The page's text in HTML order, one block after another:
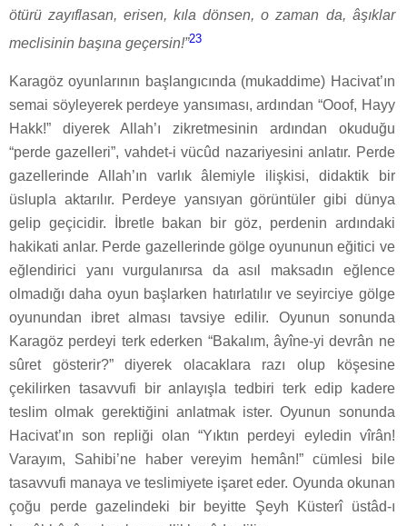
ötürü zayıflasan, erisen, kıla dönsen, o zaman da, âşıklar
meclisinin başına geçersin!”23
Karagöz oyunlarının başlangıcında (mukaddime) Hacivat’ın
semai söyleyerek perdeye yansıması, ardından “Ooof, Hayy
Hakk!” diyerek Allah’ı zikretmesinin ardından okuduğu
“perde gazelleri”, vahdet-i vücûd nazariyesini anlatır. Perde
gazellerinde Allah’ın varlık âlemiyle ilişkisi, didaktik bir
üslupla aktarılır. Perdeye yansıyan görüntüler gibi dünya
gelip geçicidir. İbretle bakan bir göz, perdenin ardındaki
hakikati anlar. Perde gazellerinde gölge oyununun eğitici ve
eğlendirici yanı vurgulanırsa da asıl maksadın eğlence
olmadığı daha oyun başlarken hatırlatılır ve seyirciye gölge
oyunundan ibret alması tavsiye edilir. Oyunun sonunda
Karagöz perdeyi terk ederken “Bakalım, âyîne-yi devrân ne
sûret gösterir?” diyerek olacaklara razı olup köşesine
çekilirken tasavvufi bir anlayışla tedbiri terk edip kadere
teslim olmak gerektiğini anlatmak ister. Oyunun sonunda
Hacivat’ın son repliği olan “Yıktın perdeyi eyledin vîrân!
Varayım, Sahibi’ne haber vereyim hemân!” cümlesi bile
tasavvufi manaya ve teslimiyete işaret eder. Oyunda okunan
çoğu perde gazelindeki bir beyitte Şeyh Küsterî üstâd-ı